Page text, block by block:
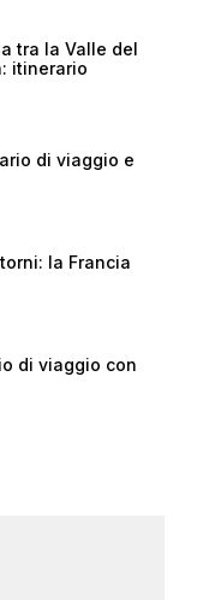
tra la Valle del
itinerario
di viaggio e
la Francia
di viaggio con